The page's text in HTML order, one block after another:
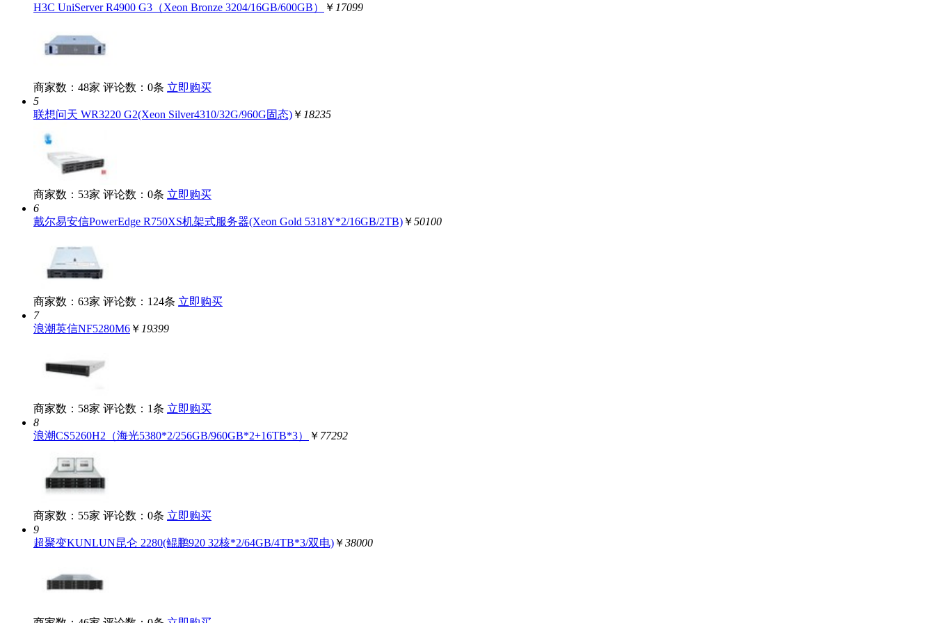
H3C UniServer R4900 G3（Xeon Bronze 3204/16GB/600GB）
￥ 17099
商家数：48家 评论数：0条 立即购买
5
联想问天 WR3220 G2(Xeon Silver4310/32G/960G固态) ￥ 18235
商家数：53家 评论数：0条 立即购买
6
戴尔易安信PowerEdge R750XS机架式服务器(Xeon Gold 5318Y*2/16GB/2TB) ￥50100
商家数：63家 评论数：124条 立即购买
7
浪潮英信NF5280M6 ￥ 19399
商家数：58家 评论数：1条 立即购买
8
浪潮CS5260H2（海光5380*2/256GB/960GB*2+16TB*3）
￥ 77292
商家数：55家 评论数：0条 立即购买
9
超聚变KUNLUN昆仑 2280(鲲鹏920 32核*2/64GB/4TB*3/双电) ￥38000